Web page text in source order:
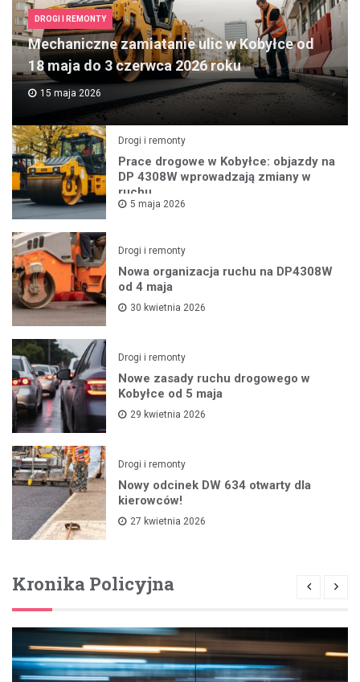
DROGI I REMONTY
Mechaniczne zamiatanie ulic w Kobyłce od
18 maja do 3 czerwca 2026 roku
15 maja 2026
Drogi i remonty
Prace drogowe w Kobyłce: objazdy na
DP 4308W wprowadzają zmiany w
ruchu
5 maja 2026
Drogi i remonty
Nowa organizacja ruchu na DP4308W
od 4 maja
30 kwietnia 2026
Drogi i remonty
Nowe zasady ruchu drogowego w
Kobyłce od 5 maja
29 kwietnia 2026
Drogi i remonty
Nowy odcinek DW 634 otwarty dla
kierowców!
27 kwietnia 2026
Kronika Policyjna